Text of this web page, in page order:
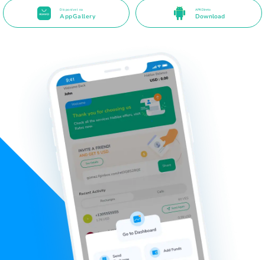
Disponível na
AppGallery
APK Direto
Download